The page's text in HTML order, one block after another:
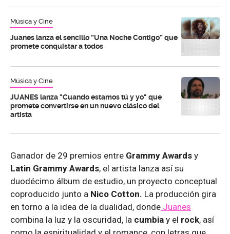
Música y Cine
Juanes lanza el sencillo “Una Noche Contigo” que
promete conquistar a todos
Música y Cine
JUANES lanza "Cuando estamos tú y yo" que
promete convertirse en un nuevo clásico del
artista
Ganador de 29 premios entre Grammy Awards y
Latin Grammy Awards, el artista lanza así su
duodécimo álbum de estudio, un proyecto conceptual
coproducido junto a Nico Cotton. La producción gira
en torno a la idea de la dualidad, donde Juanes
combina la luz y la oscuridad, la cumbia y el rock, así